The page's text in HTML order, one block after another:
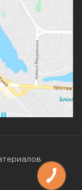
КНОПКА
ЗВ'ЯЗКУ